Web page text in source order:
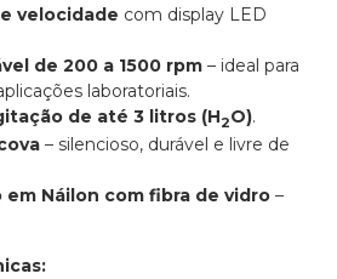
velocidade com display LED
de 200 a 1500 rpm – ideal para
laboratoriais.
de até 3 litros (H2O).
– silencioso, durável e livre de
em Náilon com fibra de vidro –